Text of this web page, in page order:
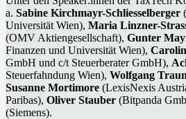
a. Sabine Kirchmayr-Schliesselberger
Universität Wien), Maria Linzner-
(OMV Aktiengesellschaft), Gunter
Finanzen und Universität Wien),
GmbH und c/t Steuerberater GmbH),
Steuerfahndung Wien), Wolfgang
Susanne Mortimore (LexisNexis
Paribas), Oliver Stauber (Bitpanda
(Siemens).